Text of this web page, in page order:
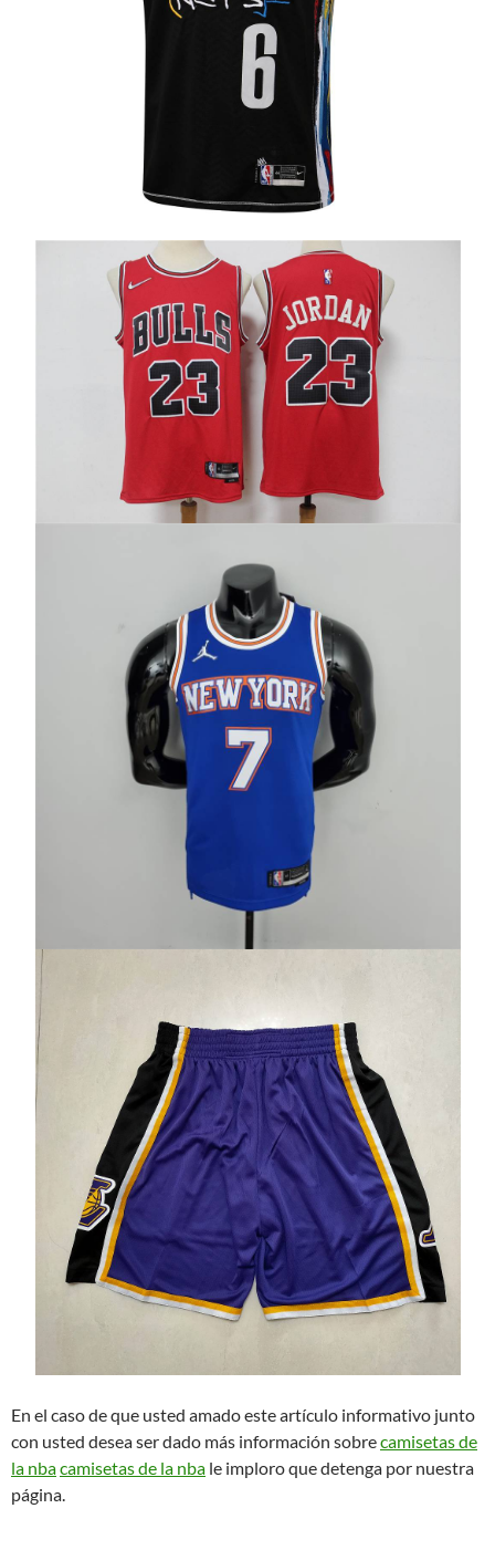
En el caso de que usted amado este artículo informativo junto
con usted desea ser dado más información sobrecamisetas de
la nbacamisetas de la nba le imploro que detenga por nuestra
página.